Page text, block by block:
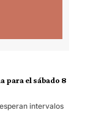
para el sábado 8
intervalos